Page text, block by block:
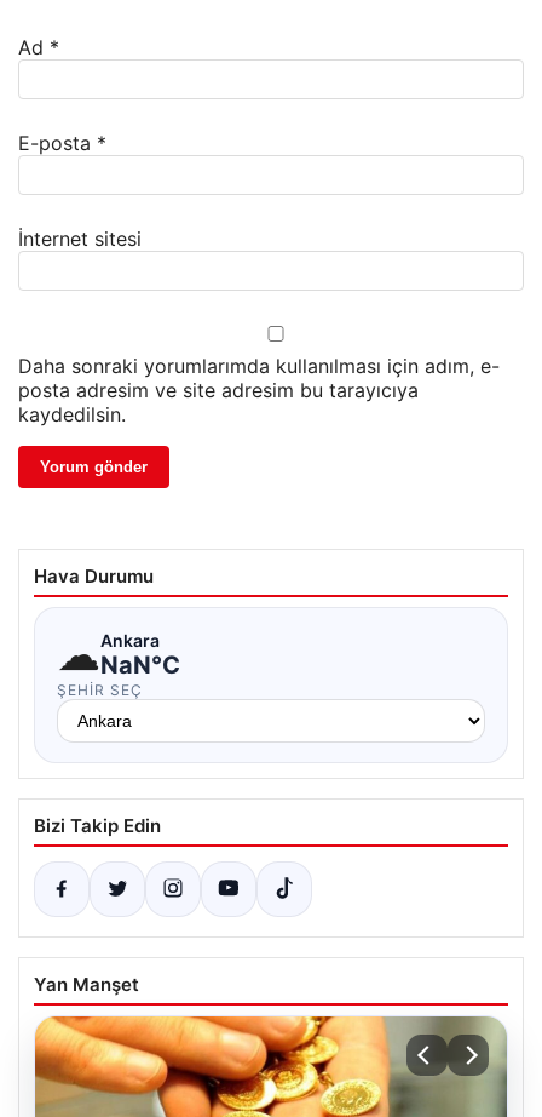
Ad *
E-posta *
İnternet sitesi
Daha sonraki yorumlarımda kullanılması için adım, e-
posta adresim ve site adresim bu tarayıcıya
kaydedilsin.
Hava Durumu
☁Ankara
NaN°C
ŞEHIR SEÇ
Bizi Takip Edin
Yan Manşet